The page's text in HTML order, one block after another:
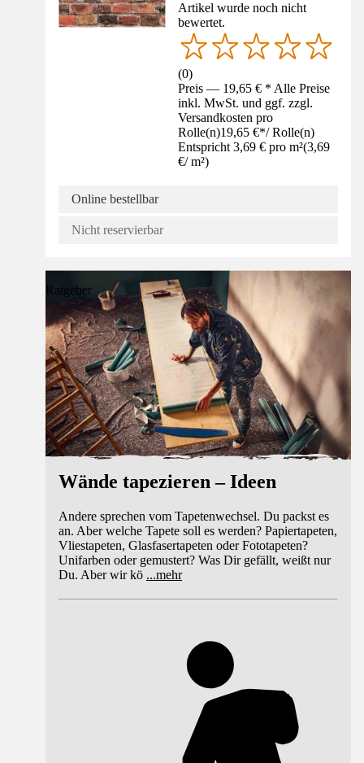
Artikel wurde noch nicht
bewertet.
(0)
Preis — 19,65 € * Alle Preise
inkl. MwSt. und ggf. zzgl.
Versandkosten pro
Rolle(n)19,65 €*/ Rolle(n)
Entspricht 3,69 € pro m²(3,69
€/ m²)
Online bestellbar
Nicht reservierbar
Ratgeber
Wände tapezieren – Ideen
Andere sprechen vom Tapetenwechsel. Du packst es
an. Aber welche Tapete soll es werden? Papiertapeten,
Vliestapeten, Glasfasertapeten oder Fototapeten?
Unifarben oder gemustert? Was Dir gefällt, weißt nur
Du. Aber wir kö ...mehr